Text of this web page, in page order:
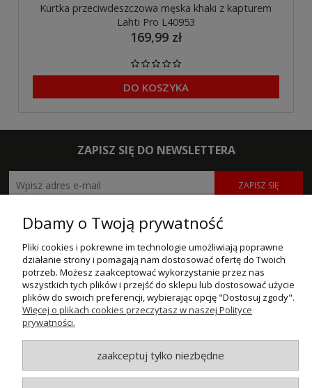
Kurtka przeciwdeszczowa męska khaki z kapturem
Lahti Pro L40953
169,99 zł
DO KOSZYKA
ZAPISZ SIĘ DO NEWSLETTERA
ZAPISZ SIĘ
POMOC
MOJE KONTO
PŁATNOŚCI I DOSTAWA
INFORMACJE
O NAS
Dbamy o Twoją prywatność
Pliki cookies i pokrewne im technologie umożliwiają poprawne
działanie strony i pomagają nam dostosować ofertę do Twoich
potrzeb. Możesz zaakceptować wykorzystanie przez nas
wszystkich tych plików i przejść do sklepu lub dostosować użycie
plików do swoich preferencji, wybierając opcję "Dostosuj zgody".
Więcej o plikach cookies przeczytasz w naszej Polityce
prywatności.
zaakceptuj tylko niezbędne